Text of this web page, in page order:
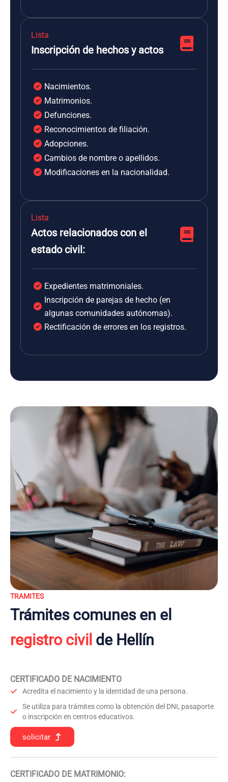
Lista
Inscripción de hechos y actos
Nacimientos.
Matrimonios.
Defunciones.
Reconocimientos de filiación.
Adopciones.
Cambios de nombre o apellidos.
Modificaciones en la nacionalidad.
Lista
Actos relacionados con el
estado civil:
Expedientes matrimoniales.
Inscripción de parejas de hecho (en
algunas comunidades autónomas).
Rectificación de errores en los registros.
TRAMITES
Trámites comunes en el
registro civil de Hellín
CERTIFICADO DE NACIMIENTO
Acredita el nacimiento y la identidad de una persona.
Se utiliza para trámites como la obtención del DNI, pasaporte
o inscripción en centros educativos.
solicitar
CERTIFICADO DE MATRIMONIO: